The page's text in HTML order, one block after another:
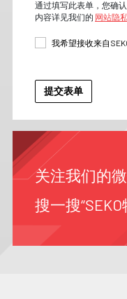
通过填写此表单，您确
内容详见我们的 网站隐
我希望接收来自
关注我们的
搜一搜“SEKO